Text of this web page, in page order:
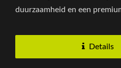
duurzaamheid en een
Details